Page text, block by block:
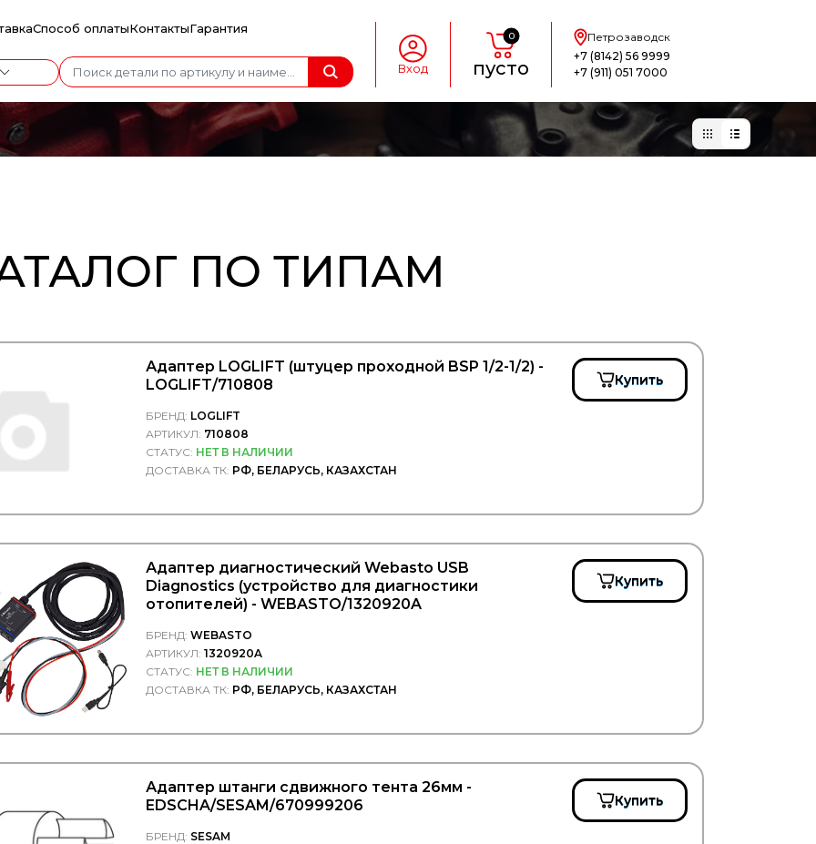
Способ оплатыКонтактыГарантия
Вход
0
пусто
Петрозаводск
+7 (8142) 56 9999
+7 (911) 051 7000
ПО ТИПАМ
Адаптер LOGLIFT (штуцер проходной BSP 1/2-1/2) -
LOGLIFT/710808
БРЕНД: LOGLIFT
АРТИКУЛ: 710808
СТАТУС: НЕТ В НАЛИЧИИ
ДОСТАВКА ТК: РФ, БЕЛАРУСЬ, КАЗАХСТАН
Купить
Адаптер диагностический Webasto USB
Diagnostics (устройство для диагностики
отопителей) - WEBASTO/1320920A
БРЕНД:WEBASTO
АРТИКУЛ:1320920A
СТАТУС: НЕТ В НАЛИЧИИ
ДОСТАВКА ТК: РФ, БЕЛАРУСЬ, КАЗАХСТАН
Купить
Адаптер штанги сдвижного тента 26мм -
EDSCHA/SESAM/670999206
БРЕНД: SESAM
Купить